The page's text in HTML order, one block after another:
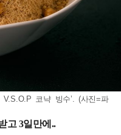
코냑 빙수’. (사진=파